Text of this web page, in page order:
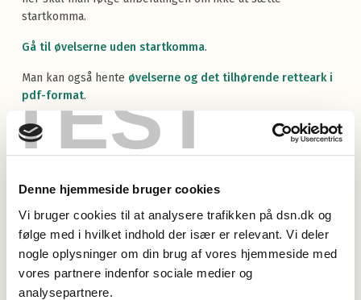
TEST
Denne hjemmeside bruger cookies
Vi bruger cookies til at analysere trafikken på dsn.dk og
følge med i hvilket indhold der især er relevant. Vi deler
nogle oplysninger om din brug af vores hjemmeside med
vores partnere indenfor sociale medier og
analysepartnere.
startkomma.
Gå til øvelserne uden startkomma.
Man kan også hente øvelserne og det tilhørende retteark i
pdf-format.
Øvelser med startkomma (“grammatisk
I disse kommaøvelser kan man øve sig i at sætte komma
efter reglerne med startkomma.
Gå til øvelserne med startkomma.
Man kan også henteøvelserne og det tilhørende retteark i
pdf-format.